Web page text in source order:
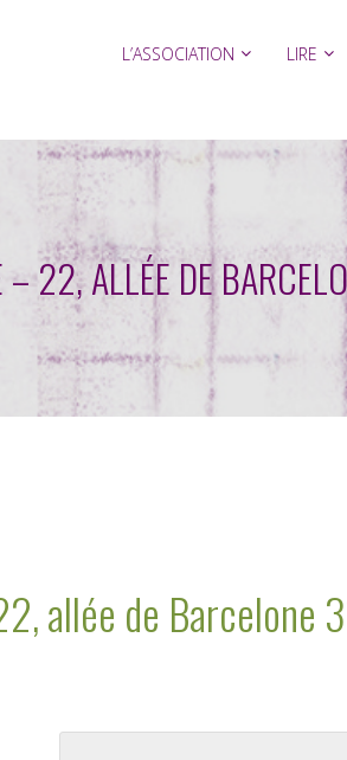
L’ASSOCIATION LIRE
22, ALLÉE DE
allée de Barcelone